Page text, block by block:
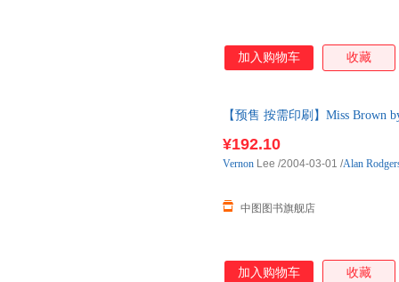
加入购物车 收藏
【预售 按需印刷】Miss Brown
¥192.10
中图图书旗舰店
Vernon Lee /2004-03-01 /Alan
加入购物车 收藏